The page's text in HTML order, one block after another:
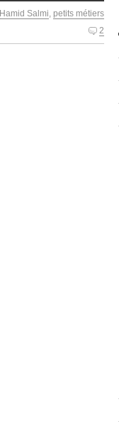
Hamid Salmi, petits métiers
2